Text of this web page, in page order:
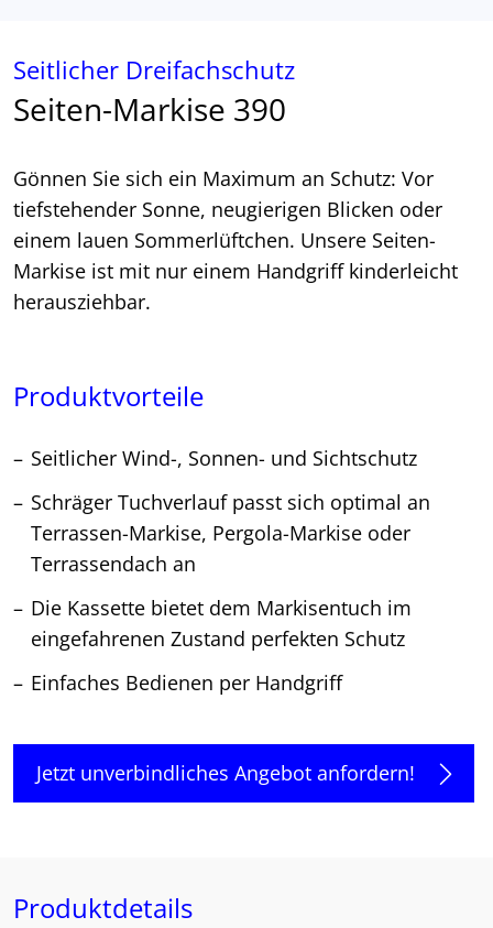
Seitlicher Dreifachschutz
Seiten-Markise 390
Gönnen Sie sich ein Maximum an Schutz: Vor
tiefstehender Sonne, neugierigen Blicken oder
einem lauen Sommerlüftchen. Unsere Seiten-
Markise ist mit nur einem Handgriff kinderleicht
herausziehbar.
Produktvorteile
Seitlicher Wind-, Sonnen- und Sichtschutz
Schräger Tuchverlauf passt sich optimal an
Terrassen-Markise, Pergola-Markise oder
Terrassendach an
Die Kassette bietet dem Markisentuch im
eingefahrenen Zustand perfekten Schutz
Einfaches Bedienen per Handgriff
Jetzt unverbindliches Angebot anfordern!
Produktdetails